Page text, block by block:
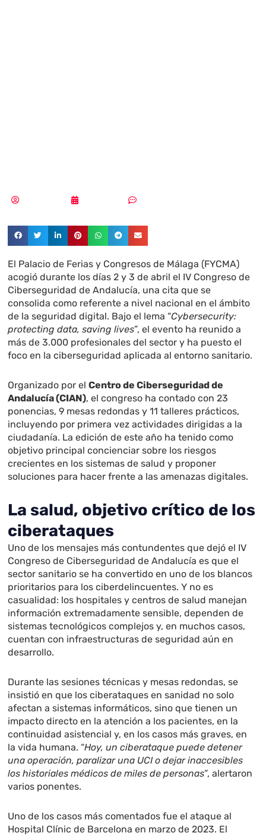
El Palacio de Ferias y Congresos de Málaga (FYCMA)
acogió durante los días 2 y 3 de abril el IV Congreso de
Ciberseguridad de Andalucía, una cita que se
consolida como referente a nivel nacional en el ámbito
de la seguridad digital. Bajo el lema “Cybersecurity:
protecting data, saving lives”, el evento ha reunido a
más de 3.000 profesionales del sector y ha puesto el
foco en la ciberseguridad aplicada al entorno sanitario.
Organizado por elCentro de Ciberseguridad de
Andalucía (CIAN), el congreso ha contado con 23
ponencias, 9 mesas redondas y 11 talleres prácticos,
incluyendo por primera vez actividades dirigidas a la
ciudadanía. La edición de este año ha tenido como
objetivo principal concienciar sobre los riesgos
crecientes en los sistemas de salud y proponer
soluciones para hacer frente a las amenazas digitales.
La salud, objetivo crítico de los
ciberataques
Uno de los mensajes más contundentes que dejó el IV
Congreso de Ciberseguridad de Andalucía es que el
sector sanitario se ha convertido en uno de los blancos
prioritarios para los ciberdelincuentes. Y no es
casualidad: los hospitales y centros de salud manejan
información extremadamente sensible, dependen de
sistemas tecnológicos complejos y, en muchos casos,
cuentan con infraestructuras de seguridad aún en
desarrollo.
Durante las sesiones técnicas y mesas redondas, se
insistió en que los ciberataques en sanidad no solo
afectan a sistemas informáticos, sino que tienen un
impacto directo en la atención a los pacientes, en la
continuidad asistencial y, en los casos más graves, en
la vida humana. “Hoy, un ciberataque puede detener
una operación, paralizar una UCI o dejar inaccesibles
los historiales médicos de miles de personas”, alertaron
varios ponentes.
Uno de los casos más comentados fue el ataque al
Hospital Clínic de Barcelona en marzo de 2023. El